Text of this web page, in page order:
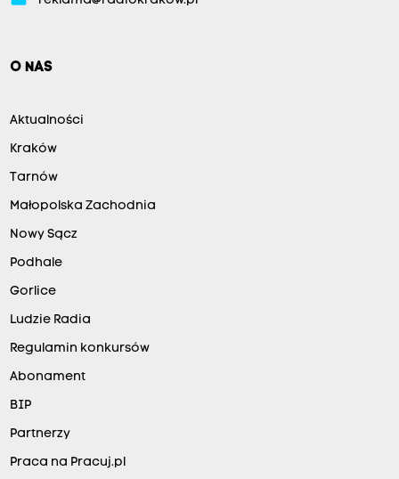
O NAS
Aktualności
Kraków
Tarnów
Małopolska Zachodnia
Nowy Sącz
Podhale
Gorlice
Ludzie Radia
Regulamin konkursów
Abonament
BIP
Partnerzy
Praca na Pracuj.pl